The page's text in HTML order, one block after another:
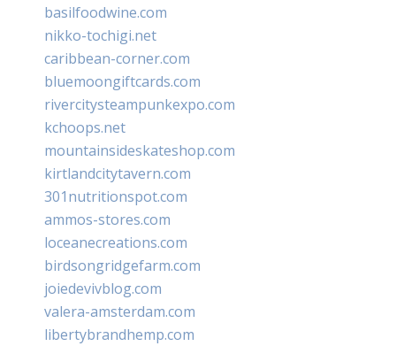
basilfoodwine.com
nikko-tochigi.net
caribbean-corner.com
bluemoongiftcards.com
rivercitysteampunkexpo.com
kchoops.net
mountainsideskateshop.com
kirtlandcitytavern.com
301nutritionspot.com
ammos-stores.com
loceanecreations.com
birdsongridgefarm.com
joiedevivblog.com
valera-amsterdam.com
libertybrandhemp.com